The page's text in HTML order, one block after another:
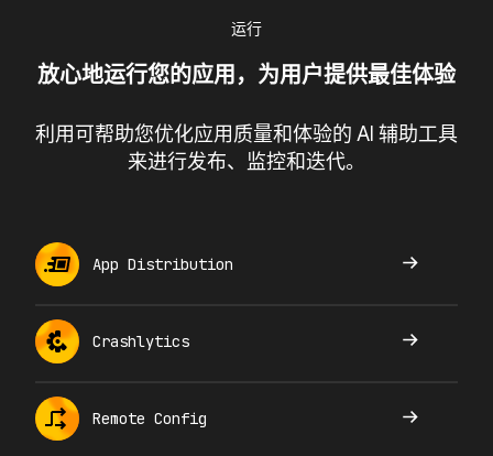
运行
放心地运行您的应用，为用户提供最佳体验
利用可帮助您优化应用质量和体验的 AI 辅助工具
来进行发布、监控和迭代。
App Distribution
Crashlytics
Remote Config